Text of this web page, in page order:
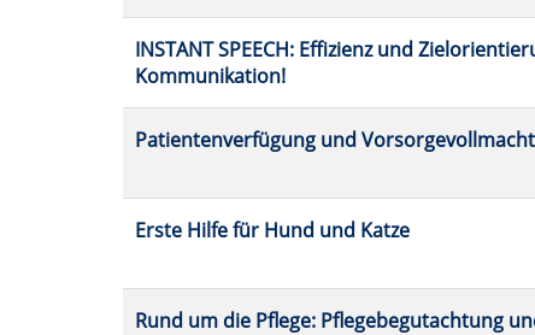
INSTANT SPEECH: Effizienz und
Kommunikation!
Patientenverfügung und Vorsorgevollmacht
Erste Hilfe für Hund und Katze
Rund um die Pflege: Pflegebegutachtung